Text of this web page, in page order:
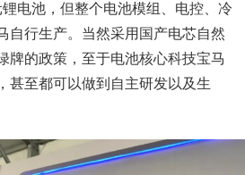
电池，但整个电池模组、电控、冷
自行生产。当然采用国产电芯自然
牌的政策，至于电池核心科技宝马
甚至都可以做到自主研发以及生